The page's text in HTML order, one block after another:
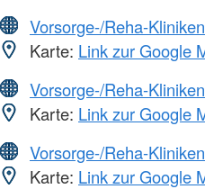
Vorsorge-/Reha-Kliniken
Karte: Link zur Google
Vorsorge-/Reha-Kliniken
Karte: Link zur Google
Vorsorge-/Reha-Kliniken
Karte: Link zur Google